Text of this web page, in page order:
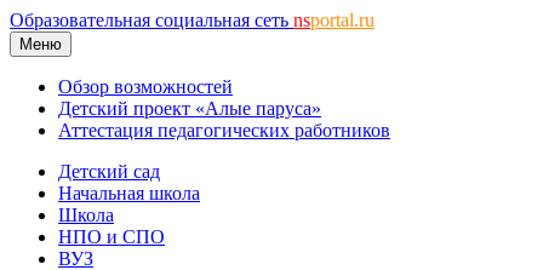
Образовательная социальная сеть nsportal.ru
Меню
Обзор возможностей
Детский проект «Алые паруса»
Аттестация педагогических работников
Детский сад
Начальная школа
Школа
НПО и СПО
ВУЗ